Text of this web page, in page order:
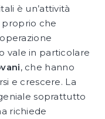
è un’attività
che
vale in particolare
, che hanno
e crescere. La
soprattutto
richiede